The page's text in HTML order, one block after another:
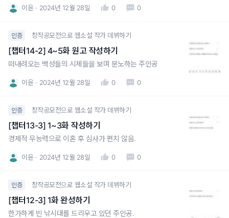
이윤 2024년 12월 28일 0 0
인증 창작공모전으로 웹소설 작가 데뷔하기
[챕터14-2] 4~5화 원고 작성하기
떠내려오는 백성들의 시체들을 보며 분노하는 주인공
이윤 2024년 12월 28일 0 0
인증 창작공모전으로 웹소설 작가 데뷔하기
[챕터13-3] 1~3화 작성하기
경제적 무능력으로 이혼 후 심사가 편치 않음.
이윤 2024년 12월 28일 0 0
인증 창작공모전으로 웹소설 작가 데뷔하기
[챕터12-3] 1화 완성하기
한가하게 빈 낚시대를 드리우고 있던 주인공.